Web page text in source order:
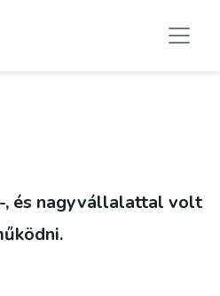
, és nagyvállalattal volt